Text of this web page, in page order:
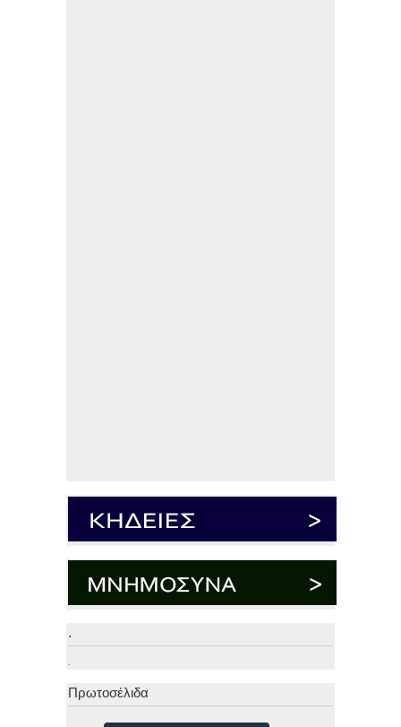
.
.
Πρωτοσέλιδα